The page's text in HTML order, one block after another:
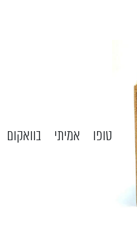
טופו אמיתי בוואקום